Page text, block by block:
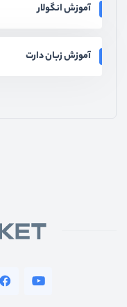
آموزش انگولار
آموزش زبان دارت